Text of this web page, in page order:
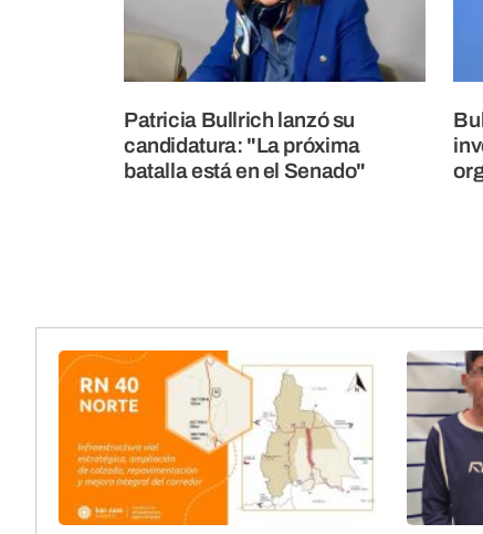
Patricia Bullrich lanzó su
candidatura: "La próxima
batalla está en el Senado"